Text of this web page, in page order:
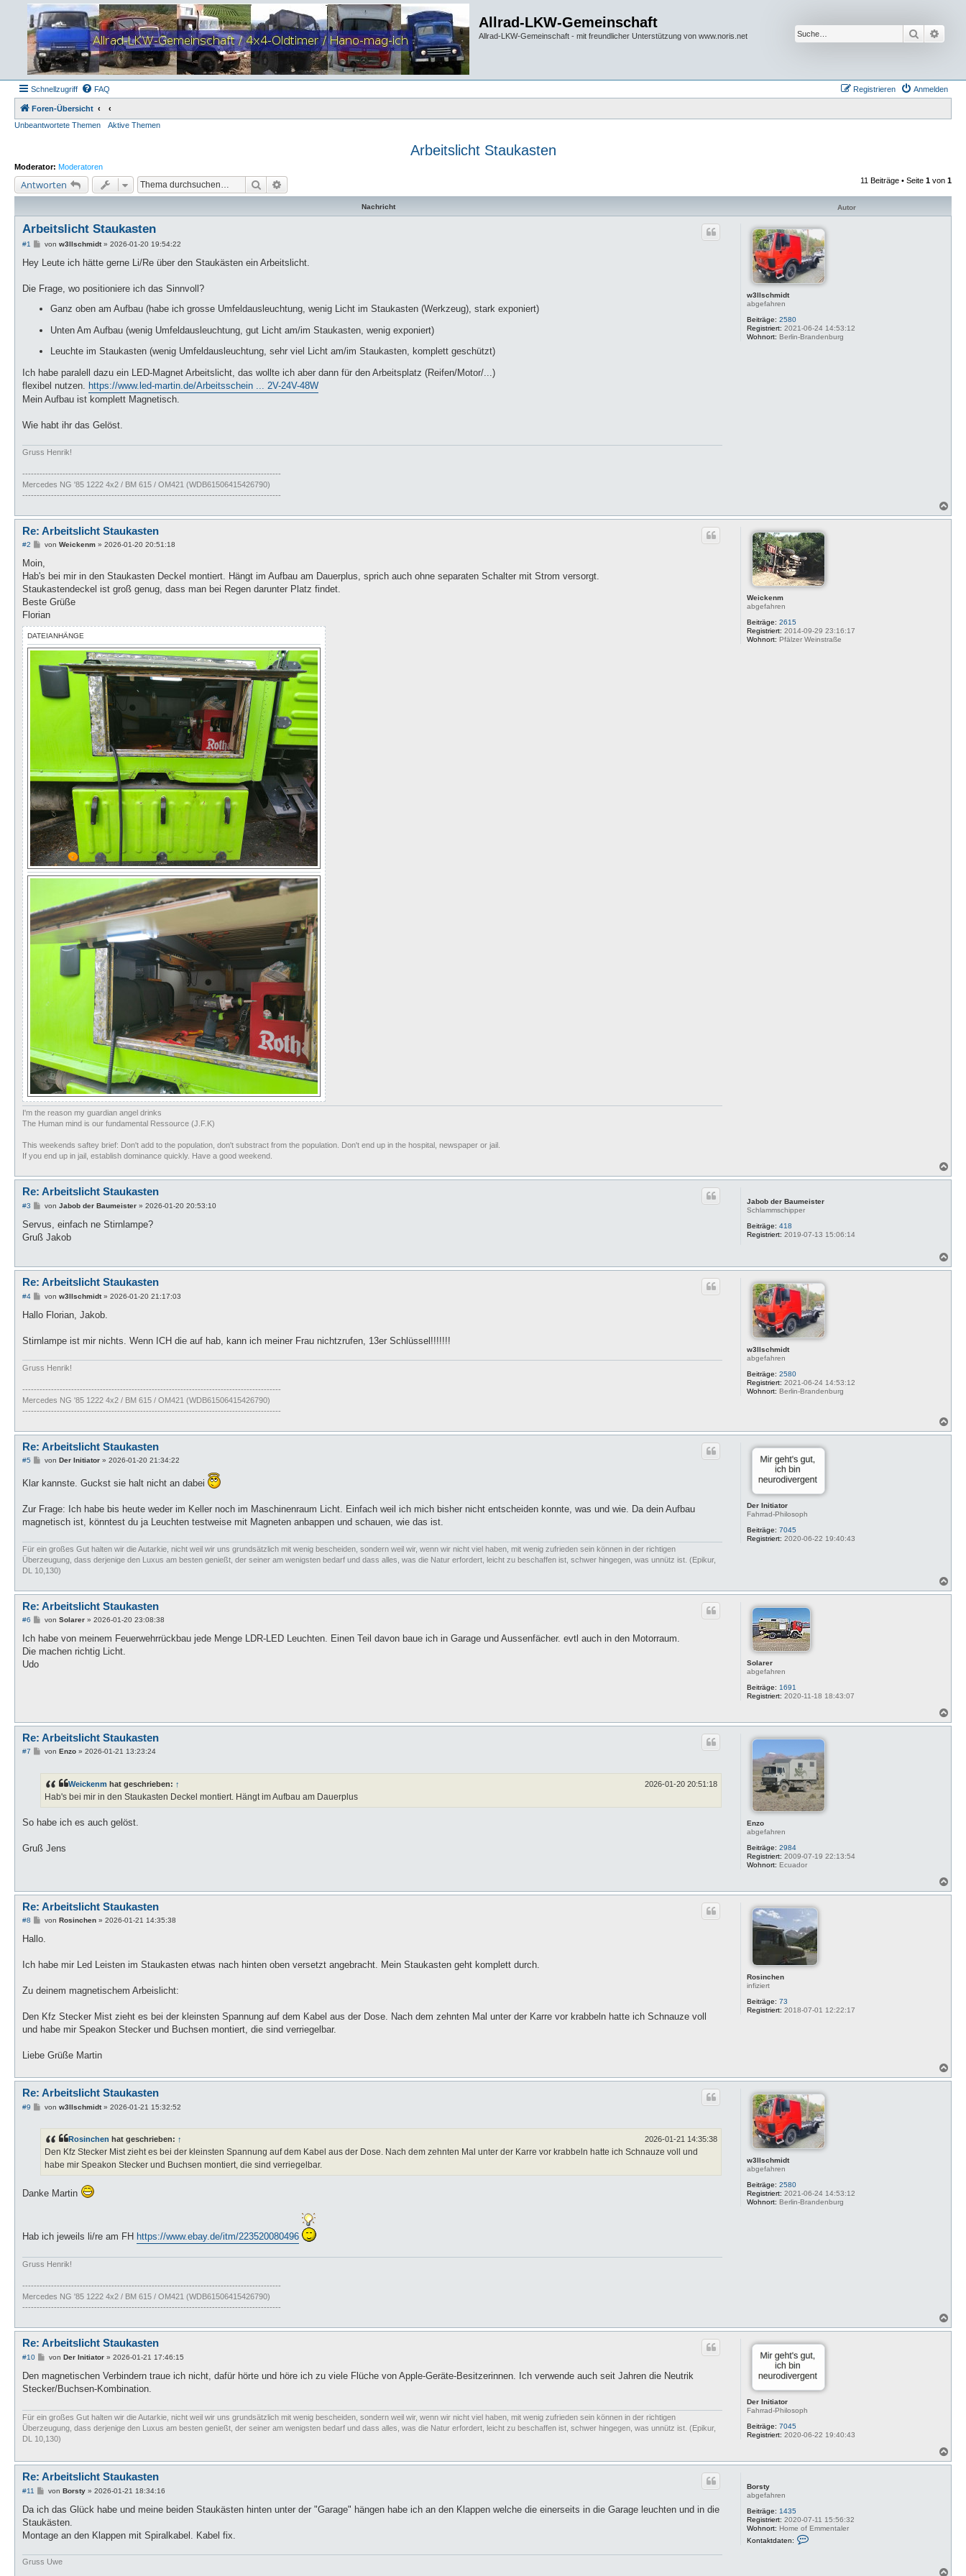
Allrad-LKW-Gemeinschaft
Allrad-LKW-Gemeinschaft - mit freundlicher Unterstützung von www.noris.net Suche
Schnellzugriff FAQ Anmelden
Registrieren
Foren-Übersicht
Unbeantwortete Themen
Aktive Themen
Arbeitslicht Staukasten
Moderator: Moderatoren
Antworten Suche 11 Beiträge • Seite 1 von 1
Nachricht Autor
w3llschmidt
abgefahren
Beiträge: 2580
Registriert: 2021-06-24 14:53:12
Wohnort: Berlin-Brandenburg
Arbeitslicht Staukasten
#1
B
i
a
von w3llschmidt» 2026-01-20 19:54:22
Hey Leute ich hätte gerne Li/Re über den Staukästen ein Arbeitslicht.
Die Frage, wo positioniere ich das Sinnvoll?
Ganz oben am Aufbau (habe ich grosse Umfeldausleuchtung, wenig Licht im Staukasten (Werkzeug), stark exponiert)
Unten Am Aufbau (wenig Umfeldausleuchtung, gut Licht am/im Staukasten, wenig exponiert)
Leuchte im Staukasten (wenig Umfeldausleuchtung, sehr viel Licht am/im Staukasten, komplett geschützt)
Ich habe paralell dazu ein LED-Magnet Arbeitslicht, das wollte ich aber dann für den Arbeitsplatz (Reifen/Motor/...)
flexibel nutzen. https://www.led-martin.de/Arbeitsschein ... 2V-24V-48W
Mein Aufbau ist komplett Magnetisch.
Wie habt ihr das Gelöst.
Gruss Henrik!
------------------------------------------------------------------------------------------
Mercedes NG '85 1222 4x2 / BM 615 / OM421 (WDB61506415426790)
------------------------------------------------------------------------------------------
a
Weickenm
abgefahren
Beiträge: 2615
Registriert: 2014-09-29 23:16:17
Wohnort: Pfälzer Weinstraße
Re: Arbeitslicht Staukasten
#2
B
i
t
r
a
von Weickenm» 2026-01-20 20:51:18
Moin,
Hab's bei mir in den Staukasten Deckel montiert. Hängt im Aufbau am Dauerplus, sprich auch ohne separaten Schalter mit Strom versorgt.
Staukastendeckel ist groß genug, dass man bei Regen darunter Platz findet.
Beste Grüße
Florian
DATEIANHÄNGE
I'm the reason my guardian angel drinks
The Human mind is our fundamental Ressource (J.F.K)
This weekends saftey brief: Don't add to the population, don't substract from the population. Don't end up in the hospital, newspaper or jail.
If you end up in jail, establish dominance quickly. Have a good weekend.
a
Jabob der Baumeister
Schlammschipper
Beiträge: 418
Registriert: 2019-07-13 15:06:14
Re: Arbeitslicht Staukasten
#3
B
i
r
von Jabob der Baumeister» 2026-01-20 20:53:10
Servus, einfach ne Stirnlampe?
Gruß Jakob
a
w3llschmidt
abgefahren
Beiträge: 2580
Registriert: 2021-06-24 14:53:12
Wohnort: Berlin-Brandenburg
Re: Arbeitslicht Staukasten
#4
B
i
a
von w3llschmidt» 2026-01-20 21:17:03
Hallo Florian, Jakob.
Stirnlampe ist mir nichts. Wenn ICH die auf hab, kann ich meiner Frau nichtzrufen, 13er Schlüssel!!!!!!!
Gruss Henrik!
------------------------------------------------------------------------------------------
Mercedes NG '85 1222 4x2 / BM 615 / OM421 (WDB61506415426790)
------------------------------------------------------------------------------------------
a
Der Initiator
Fahrrad-Philosoph
Beiträge: 7045
Registriert: 2020-06-22 19:40:43
Re: Arbeitslicht Staukasten
#5
B
t
g
von Der Initiator» 2026-01-20 21:34:22
Klar kannste. Guckst sie halt nicht an dabei
Zur Frage: Ich habe bis heute weder im Keller noch im Maschinenraum Licht. Einfach weil ich mich bisher nicht entscheiden konnte, was und wie. Da dein Aufbau
magnetisch ist, könntest du ja Leuchten testweise mit Magneten anbappen und schauen, wie das ist.
Für ein großes Gut halten wir die Autarkie, nicht weil wir uns grundsätzlich mit wenig bescheiden, sondern weil wir, wenn wir nicht viel haben, mit wenig zufrieden sein können in der richtigen
Überzeugung, dass derjenige den Luxus am besten genießt, der seiner am wenigsten bedarf und dass alles, was die Natur erfordert, leicht zu beschaffen ist, schwer hingegen, was unnütz ist. (Epikur,
DL 10,130)
a
Solarer
abgefahren
Beiträge: 1691
Registriert: 2020-11-18 18:43:07
Re: Arbeitslicht Staukasten
#6
B
i
r
von Solarer» 2026-01-20 23:08:38
Ich habe von meinem Feuerwehrrückbau jede Menge LDR-LED Leuchten. Einen Teil davon baue ich in Garage und Aussenfächer. evtl auch in den Motorraum.
Die machen richtig Licht.
Udo
a
Enzo
abgefahren
Beiträge: 2984
Registriert: 2009-07-19 22:13:54
Wohnort: Ecuador
Re: Arbeitslicht Staukasten
#7
B
a
g
von Enzo» 2026-01-21 13:23:24
Weickenm hat geschrieben: ↑ 2026-01-20 20:51:18
Hab's bei mir in den Staukasten Deckel montiert. Hängt im Aufbau am Dauerplus
So habe ich es auch gelöst.
Gruß Jens
a
Rosinchen
infiziert
Beiträge: 73
Registriert: 2018-07-01 12:22:17
Re: Arbeitslicht Staukasten
#8
B
i
a
von Rosinchen» 2026-01-21 14:35:38
Hallo.
Ich habe mir Led Leisten im Staukasten etwas nach hinten oben versetzt angebracht. Mein Staukasten geht komplett durch.
Zu deinem magnetischem Arbeislicht:
Den Kfz Stecker Mist zieht es bei der kleinsten Spannung auf dem Kabel aus der Dose. Nach dem zehnten Mal unter der Karre vor krabbeln hatte ich Schnauze voll
und habe mir Speakon Stecker und Buchsen montiert, die sind verriegelbar.
Liebe Grüße Martin
a
w3llschmidt
abgefahren
Beiträge: 2580
Registriert: 2021-06-24 14:53:12
Wohnort: Berlin-Brandenburg
Re: Arbeitslicht Staukasten
#9
B
a
von w3llschmidt» 2026-01-21 15:32:52
Rosinchen hat geschrieben: ↑ 2026-01-21 14:35:38
Den Kfz Stecker Mist zieht es bei der kleinsten Spannung auf dem Kabel aus der Dose. Nach dem zehnten Mal unter der Karre vor krabbeln hatte ich Schnauze voll und
habe mir Speakon Stecker und Buchsen montiert, die sind verriegelbar.
Danke Martin
Hab ich jeweils li/re am FH https://www.ebay.de/itm/223520080496
Gruss Henrik!
------------------------------------------------------------------------------------------
Mercedes NG '85 1222 4x2 / BM 615 / OM421 (WDB61506415426790)
------------------------------------------------------------------------------------------
a
Der Initiator
Fahrrad-Philosoph
Beiträge: 7045
Registriert: 2020-06-22 19:40:43
Re: Arbeitslicht Staukasten
#10
B
i
r
von Der Initiator» 2026-01-21 17:46:15
Den magnetischen Verbindern traue ich nicht, dafür hörte und höre ich zu viele Flüche von Apple-Geräte-Besitzerinnen. Ich verwende auch seit Jahren die Neutrik
Stecker/Buchsen-Kombination.
Für ein großes Gut halten wir die Autarkie, nicht weil wir uns grundsätzlich mit wenig bescheiden, sondern weil wir, wenn wir nicht viel haben, mit wenig zufrieden sein können in der richtigen
Überzeugung, dass derjenige den Luxus am besten genießt, der seiner am wenigsten bedarf und dass alles, was die Natur erfordert, leicht zu beschaffen ist, schwer hingegen, was unnütz ist. (Epikur,
DL 10,130)
a
Borsty
abgefahren
Beiträge: 1435
Registriert: 2020-07-11 15:56:32
Wohnort: Home of Emmentaler
Kontaktdaten:
Re: Arbeitslicht Staukasten
#11
B
i
r
a
g
von Borsty» 2026-01-21 18:34:16
Da ich das Glück habe und meine beiden Staukästen hinten unter der "Garage" hängen habe ich an den Klappen welche die einerseits in die Garage leuchten und in die
Staukästen.
Montage an den Klappen mit Spiralkabel. Kabel fix.
Gruss Uwe